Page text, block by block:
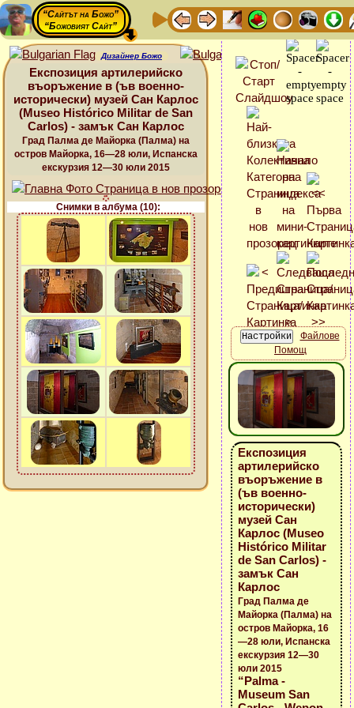
“Сайтът на Божо”
“Божовият Сайт”
Дизайнер Божо
Експозиция артилерийско
въоръжение в (ъв военно-
исторически) музей Сан Карлос
(Museo Histórico Militar de San
Carlos) - замък Сан Карлос
Град Палма де Майорка (Палма) на
остров Майорка, 16—28 юли, Испанска
екскурзия 12—30 юли 2015
Снимки в албума (10):
Файлове
Помощ
Експозиция
артилерийско
въоръжение в
(ъв военно-
исторически)
музей Сан
Карлос (Museo
Histórico Militar
de San Carlos) -
замък Сан
Карлос
Град Палма де
Майорка (Палма) на
остров Майорка, 16
—28 юли, Испанска
екскурзия 12—30
юли 2015
“Palma -
Museum San